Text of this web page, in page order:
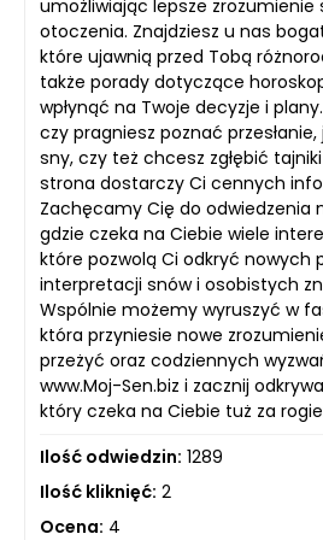
umożliwiając lepsze zrozumienie
otoczenia. Znajdziesz u nas
które ujawnią przed Tobą
także porady dotyczące
wpłynąć na Twoje decyzje i
czy pragniesz poznać
sny, czy też chcesz zgłębić
strona dostarczy Ci cennych
Zachęcamy Cię do odwiedzenia
gdzie czeka na Ciebie wiele
które pozwolą Ci odkryć nowych
interpretacji snów i osobistych
Wspólnie możemy wyruszyć w
która przyniesie nowe
przeżyć oraz codziennych
www.Moj-Sen.biz i zacznij
który czeka na Ciebie tuż za
Ilość odwiedzin: 1289
Ilość kliknięć: 2
Ocena: 4